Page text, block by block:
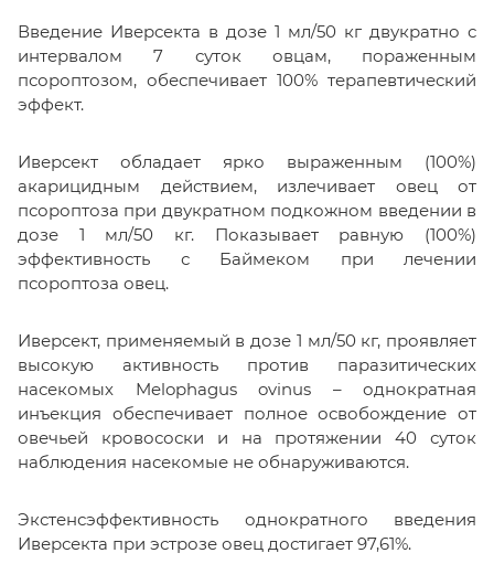
Введение Иверсекта в дозе 1 мл/50 кг двукратно с
интервалом 7 суток овцам, пораженным
псороптозом, обеспечивает 100% терапевтический
эффект.
Иверсект обладает ярко выраженным (100%)
акарицидным действием, излечивает овец от
псороптоза при двукратном подкожном введении в
дозе 1 мл/50 кг. Показывает равную (100%)
эффективность с Баймеком при лечении
псороптоза овец.
Иверсект, применяемый в дозе 1 мл/50 кг, проявляет
высокую активность против паразитических
насекомых Melophagus ovinus – однократная
инъекция обеспечивает полное освобождение от
овечьей кровососки и на протяжении 40 суток
наблюдения насекомые не обнаруживаются.
Экстенсэффективность однократного введения
Иверсекта при эстрозе овец достигает 97,61%.